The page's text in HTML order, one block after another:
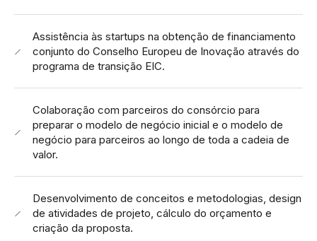
Assistência às startups na obtenção de financiamento
conjunto do Conselho Europeu de Inovação através do
programa de transição EIC.
Colaboração com parceiros do consórcio para
preparar o modelo de negócio inicial e o modelo de
negócio para parceiros ao longo de toda a cadeia de
valor.
Desenvolvimento de conceitos e metodologias, design
de atividades de projeto, cálculo do orçamento e
criação da proposta.